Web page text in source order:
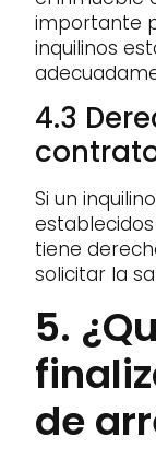
importante
inquilinos
4.3
Si un
tiene
solicitar la
5.
de